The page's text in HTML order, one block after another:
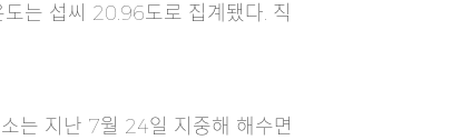
는 섭씨 20.96도로 집계됐다. 직
는 지난 7월 24일 지중해 해수면